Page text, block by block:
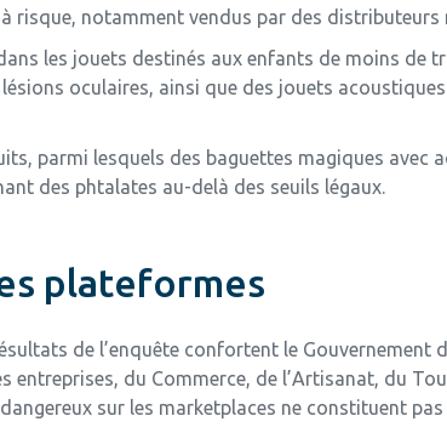
risque, notamment vendus par des distributeurs
les jouets destinés aux enfants de moins de
oculaires, ainsi que des jouets
parmi lesquels des baguettes magiques avec
des phtalates au-delà des seuils légaux.
plateformes
de l’enquête confortent le Gouvernement
du Commerce, de l’Artisanat, du
sur les marketplaces ne constituent